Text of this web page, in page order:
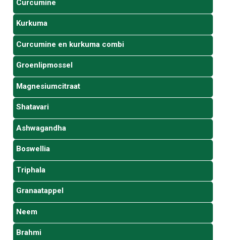
Curcumine
Kurkuma
Curcumine en kurkuma combi
Groenlipmossel
Magnesiumcitraat
Shatavari
Ashwagandha
Boswellia
Triphala
Granaatappel
Neem
Brahmi